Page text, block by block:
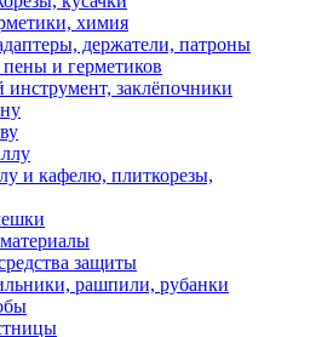
химия
держатели, патроны
и герметиков
инструмент, заклёпочники
и кафелю, плиткорезы,
защиты
рашпили, рубанки